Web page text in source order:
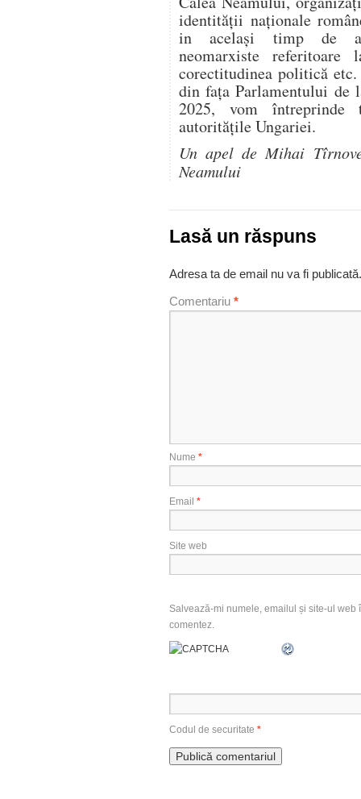
identității naționale
in același timp de
neomarxiste
corectitudinea politică
din fața Parlamentului de
2025, vom întreprinde
autoritățile Ungariei.
Un apel de Mihai
Neamului
Lasă un răspuns
Adresa ta de email nu va fi publicată.
Comentariu *
Nume *
Email *
Site web
Salvează-mi numele, emailul și site-ul
comentez.
Codul de securitate *